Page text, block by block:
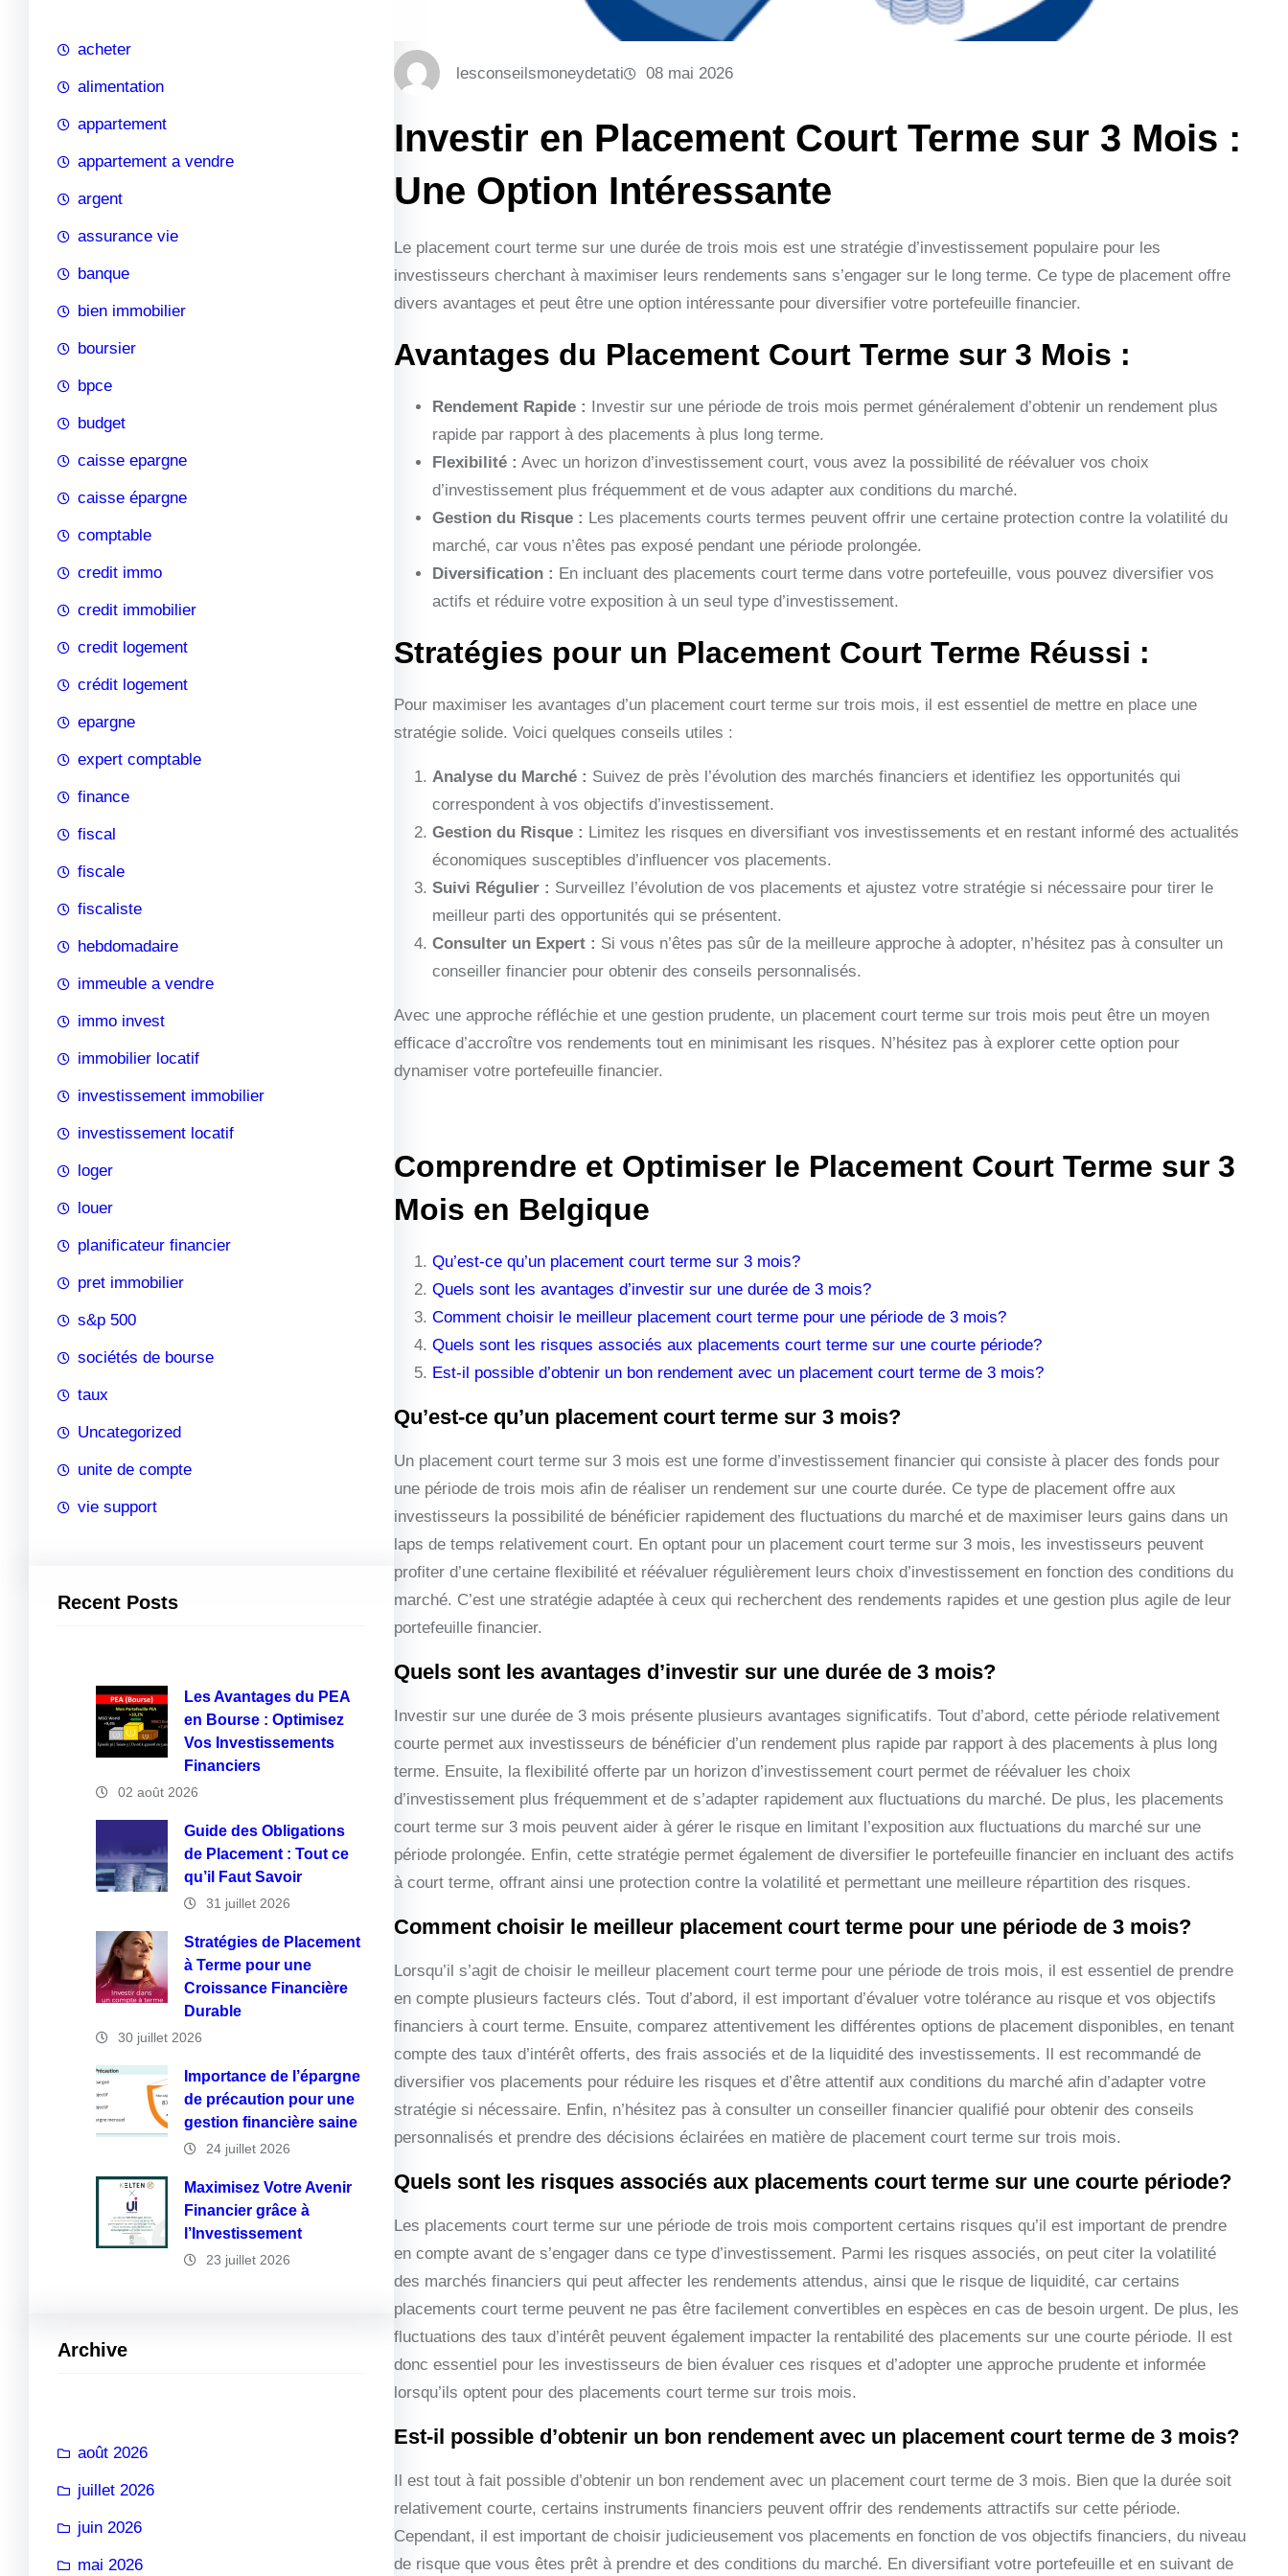
h
acheter
alimentation
appartement
appartement a vendre
argent
assurance vie
banque
bien immobilier
boursier
bpce
budget
caisse epargne
caisse épargne
comptable
credit immo
credit immobilier
credit logement
crédit logement
epargne
expert comptable
finance
fiscal
fiscale
fiscaliste
hebdomadaire
immeuble a vendre
immo invest
immobilier locatif
investissement immobilier
investissement locatif
loger
louer
planificateur financier
pret immobilier
s&p 500
sociétés de bourse
taux
Uncategorized
unite de compte
vie support
Recent Posts
Les Avantages du PEA
en Bourse : Optimisez
Vos Investissements
Financiers
02 août 2026
Guide des Obligations
de Placement : Tout ce
qu’il Faut Savoir
31 juillet 2026
Stratégies de Placement
à Terme pour une
Croissance Financière
Durable
30 juillet 2026
Importance de l’épargne
de précaution pour une
gestion financière saine
24 juillet 2026
Maximisez Votre Avenir
Financier grâce à
l’Investissement
23 juillet 2026
Archive
août 2026
juillet 2026
juin 2026
mai 2026
lesconseilsmoneydetati 08 mai 2026
Investir en Placement Court Terme sur 3 Mois :
Une Option Intéressante
Le placement court terme sur une durée de trois mois est une stratégie d’investissement populaire pour les
investisseurs cherchant à maximiser leurs rendements sans s’engager sur le long terme. Ce type de placement offre
divers avantages et peut être une option intéressante pour diversifier votre portefeuille financier.
Avantages du Placement Court Terme sur 3 Mois :
Rendement Rapide : Investir sur une période de trois mois permet généralement d’obtenir un rendement plus
rapide par rapport à des placements à plus long terme.
Flexibilité : Avec un horizon d’investissement court, vous avez la possibilité de réévaluer vos choix
d’investissement plus fréquemment et de vous adapter aux conditions du marché.
Gestion du Risque : Les placements courts termes peuvent offrir une certaine protection contre la volatilité du
marché, car vous n’êtes pas exposé pendant une période prolongée.
Diversification : En incluant des placements court terme dans votre portefeuille, vous pouvez diversifier vos
actifs et réduire votre exposition à un seul type d’investissement.
Stratégies pour un Placement Court Terme Réussi :
Pour maximiser les avantages d’un placement court terme sur trois mois, il est essentiel de mettre en place une
stratégie solide. Voici quelques conseils utiles :
Analyse du Marché : Suivez de près l’évolution des marchés financiers et identifiez les opportunités qui
correspondent à vos objectifs d’investissement.
Gestion du Risque : Limitez les risques en diversifiant vos investissements et en restant informé des actualités
économiques susceptibles d’influencer vos placements.
Suivi Régulier : Surveillez l’évolution de vos placements et ajustez votre stratégie si nécessaire pour tirer le
meilleur parti des opportunités qui se présentent.
Consulter un Expert : Si vous n’êtes pas sûr de la meilleure approche à adopter, n’hésitez pas à consulter un
conseiller financier pour obtenir des conseils personnalisés.
Avec une approche réfléchie et une gestion prudente, un placement court terme sur trois mois peut être un moyen
efficace d’accroître vos rendements tout en minimisant les risques. N’hésitez pas à explorer cette option pour
dynamiser votre portefeuille financier.
Comprendre et Optimiser le Placement Court Terme sur 3
Mois en Belgique
Qu’est-ce qu’un placement court terme sur 3 mois?
Quels sont les avantages d’investir sur une durée de 3 mois?
Comment choisir le meilleur placement court terme pour une période de 3 mois?
Quels sont les risques associés aux placements court terme sur une courte période?
Est-il possible d’obtenir un bon rendement avec un placement court terme de 3 mois?
Qu’est-ce qu’un placement court terme sur 3 mois?
Un placement court terme sur 3 mois est une forme d’investissement financier qui consiste à placer des fonds pour
une période de trois mois afin de réaliser un rendement sur une courte durée. Ce type de placement offre aux
investisseurs la possibilité de bénéficier rapidement des fluctuations du marché et de maximiser leurs gains dans un
laps de temps relativement court. En optant pour un placement court terme sur 3 mois, les investisseurs peuvent
profiter d’une certaine flexibilité et réévaluer régulièrement leurs choix d’investissement en fonction des conditions du
marché. C’est une stratégie adaptée à ceux qui recherchent des rendements rapides et une gestion plus agile de leur
portefeuille financier.
Quels sont les avantages d’investir sur une durée de 3 mois?
Investir sur une durée de 3 mois présente plusieurs avantages significatifs. Tout d’abord, cette période relativement
courte permet aux investisseurs de bénéficier d’un rendement plus rapide par rapport à des placements à plus long
terme. Ensuite, la flexibilité offerte par un horizon d’investissement court permet de réévaluer les choix
d’investissement plus fréquemment et de s’adapter rapidement aux fluctuations du marché. De plus, les placements
court terme sur 3 mois peuvent aider à gérer le risque en limitant l’exposition aux fluctuations du marché sur une
période prolongée. Enfin, cette stratégie permet également de diversifier le portefeuille financier en incluant des actifs
à court terme, offrant ainsi une protection contre la volatilité et permettant une meilleure répartition des risques.
Comment choisir le meilleur placement court terme pour une période de 3 mois?
Lorsqu’il s’agit de choisir le meilleur placement court terme pour une période de trois mois, il est essentiel de prendre
en compte plusieurs facteurs clés. Tout d’abord, il est important d’évaluer votre tolérance au risque et vos objectifs
financiers à court terme. Ensuite, comparez attentivement les différentes options de placement disponibles, en tenant
compte des taux d’intérêt offerts, des frais associés et de la liquidité des investissements. Il est recommandé de
diversifier vos placements pour réduire les risques et d’être attentif aux conditions du marché afin d’adapter votre
stratégie si nécessaire. Enfin, n’hésitez pas à consulter un conseiller financier qualifié pour obtenir des conseils
personnalisés et prendre des décisions éclairées en matière de placement court terme sur trois mois.
Quels sont les risques associés aux placements court terme sur une courte période?
Les placements court terme sur une période de trois mois comportent certains risques qu’il est important de prendre
en compte avant de s’engager dans ce type d’investissement. Parmi les risques associés, on peut citer la volatilité
des marchés financiers qui peut affecter les rendements attendus, ainsi que le risque de liquidité, car certains
placements court terme peuvent ne pas être facilement convertibles en espèces en cas de besoin urgent. De plus, les
fluctuations des taux d’intérêt peuvent également impacter la rentabilité des placements sur une courte période. Il est
donc essentiel pour les investisseurs de bien évaluer ces risques et d’adopter une approche prudente et informée
lorsqu’ils optent pour des placements court terme sur trois mois.
Est-il possible d’obtenir un bon rendement avec un placement court terme de 3 mois?
Il est tout à fait possible d’obtenir un bon rendement avec un placement court terme de 3 mois. Bien que la durée soit
relativement courte, certains instruments financiers peuvent offrir des rendements attractifs sur cette période.
Cependant, il est important de choisir judicieusement vos placements en fonction de vos objectifs financiers, du niveau
de risque que vous êtes prêt à prendre et des conditions du marché. En diversifiant votre portefeuille et en suivant de